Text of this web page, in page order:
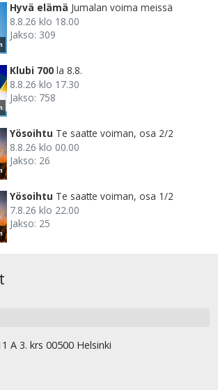
Hyvä elämä Jumalan voima meissä
8.8.26 klo 18.00
Jakso: 309
Klubi 700 la 8.8.
8.8.26 klo 17.30
Jakso: 758
Yösoihtu Te saatte voiman, osa 2/2
8.8.26 klo 00.00
Jakso: 26
Yösoihtu Te saatte voiman, osa 1/2
7.8.26 klo 22.00
Jakso: 25
A 3. krs 00500 Helsinki